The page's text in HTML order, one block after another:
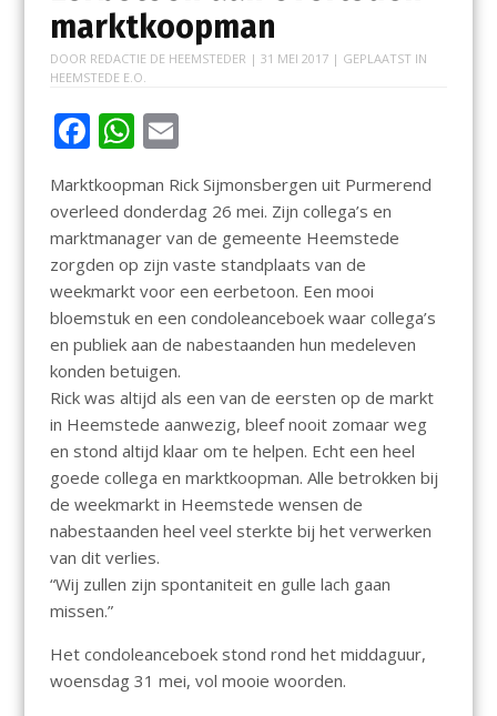
marktkoopman
DOOR REDACTIE DE HEEMSTEDER | 31 MEI 2017| GEPLAATST IN
HEEMSTEDE E.O.
F
ac
e
b
o
o
k
W
at
s
A
p
p
E
m
ai
l
Marktkoopman Rick Sijmonsbergen uit Purmerend
overleed donderdag 26 mei. Zijn collega’s en
marktmanager van de gemeente Heemstede
zorgden op zijn vaste standplaats van de
weekmarkt voor een eerbetoon. Een mooi
bloemstuk en een condoleanceboek waar collega’s
en publiek aan de nabestaanden hun medeleven
konden betuigen.
Rick was altijd als een van de eersten op de markt
in Heemstede aanwezig, bleef nooit zomaar weg
en stond altijd klaar om te helpen. Echt een heel
goede collega en marktkoopman. Alle betrokken bij
de weekmarkt in Heemstede wensen de
nabestaanden heel veel sterkte bij het verwerken
van dit verlies.
“Wij zullen zijn spontaniteit en gulle lach gaan
missen.”
Het condoleanceboek stond rond het middaguur,
woensdag 31 mei, vol mooie woorden.